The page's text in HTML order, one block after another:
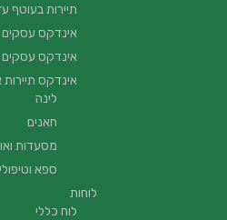
תיירות בעוטף
אינדקס עסקים
אינדקס עסקים
אינדקס תיירות
לינה
חאנים
מסעדות
ספא
לוחות
לוח כללי